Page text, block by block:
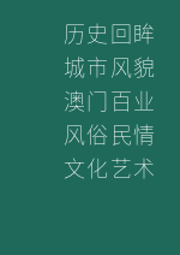
历史回眸
城市风貌
澳门百业
风俗民情
文化艺术